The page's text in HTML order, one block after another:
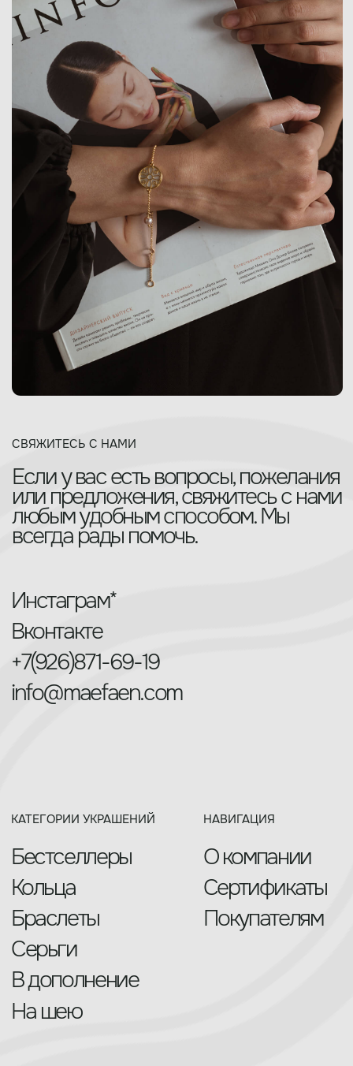
КАТЕГОРИИ УКРАШЕНИЙ
Кольца
Браслеты
Бестселлеры
В дополнение
НАВИГАЦИЯ
О компании
Сертификаты
СВЯЖИТЕСЬ С НАМИ
Если у вас есть вопросы, пожелания
или предложения, свяжитесь с нами
любым удобным способом. Мы
всегда рады помочь.
Инстаграм*
Вконтакте
+7(926)871-69-19
info@maefaen.com
2025 © Maefaen. Все права защищены
Политика конфиденциальности
Договор оферты